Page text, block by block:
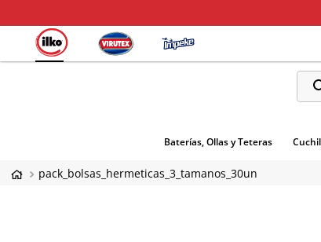
Baterías, Ollas y Teteras
pack_bolsas_hermeticas_3_tamanos_30un